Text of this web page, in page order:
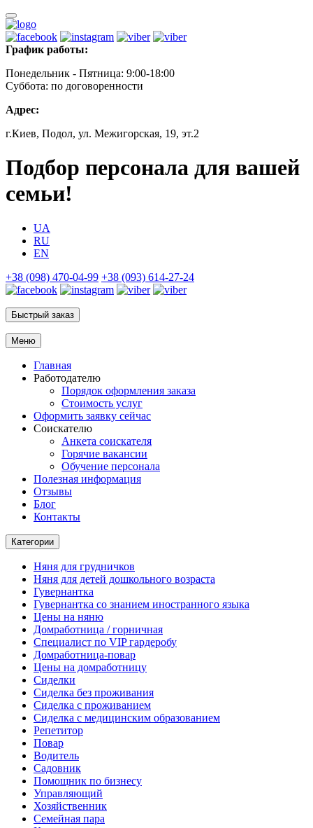
График работы:
Понедельник - Пятница: 9:00-18:00
Суббота: по договоренности
Адрес:
г.Киев, Подол, ул. Межигорская, 19, эт.2
Подбор персонала для вашей
семьи!
UA
RU
EN
+38 (098) 470-04-99 +38 (093) 614-27-24
Быстрый заказ
Меню
Главная
Работодателю
Порядок оформления заказа
Стоимость услуг
Оформить заявку сейчас
Соискателю
Анкета соискателя
Горячие вакансии
Обучение персонала
Полезная информация
Отзывы
Блог
Контакты
Категории
Няня для грудничков
Няня для детей дошкольного возраста
Гувернантка
Гувернантка со знанием иностранного языка
Цены на няню
Домработница / горничная
Cпециалист по VIP гардеробу
Домработница-повар
Цены на домработницу
Сиделки
Сиделка без проживания
Сиделка с проживанием
Сиделка с медицинским образованием
Репетитор
Повар
Водитель
Садовник
Помощник по бизнесу
Управляющий
Хозяйственник
Семейная пара